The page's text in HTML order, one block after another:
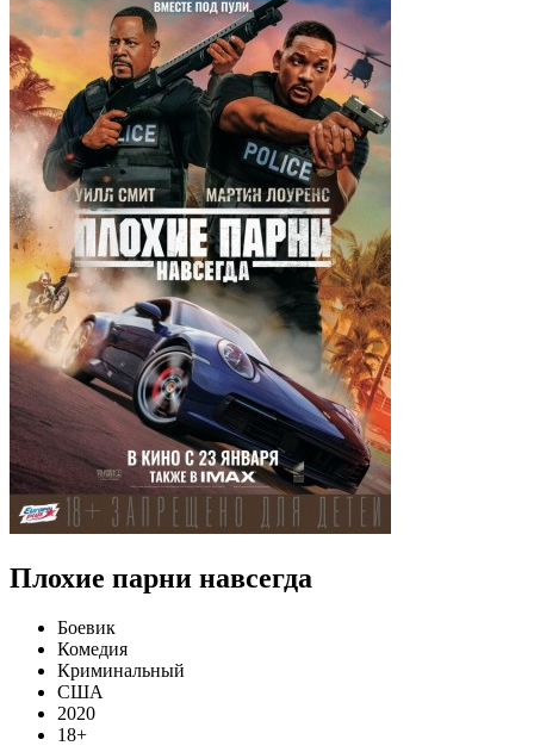
Плохие парни навсегда
Боевик
Комедия
Криминальный
США
2020
18+